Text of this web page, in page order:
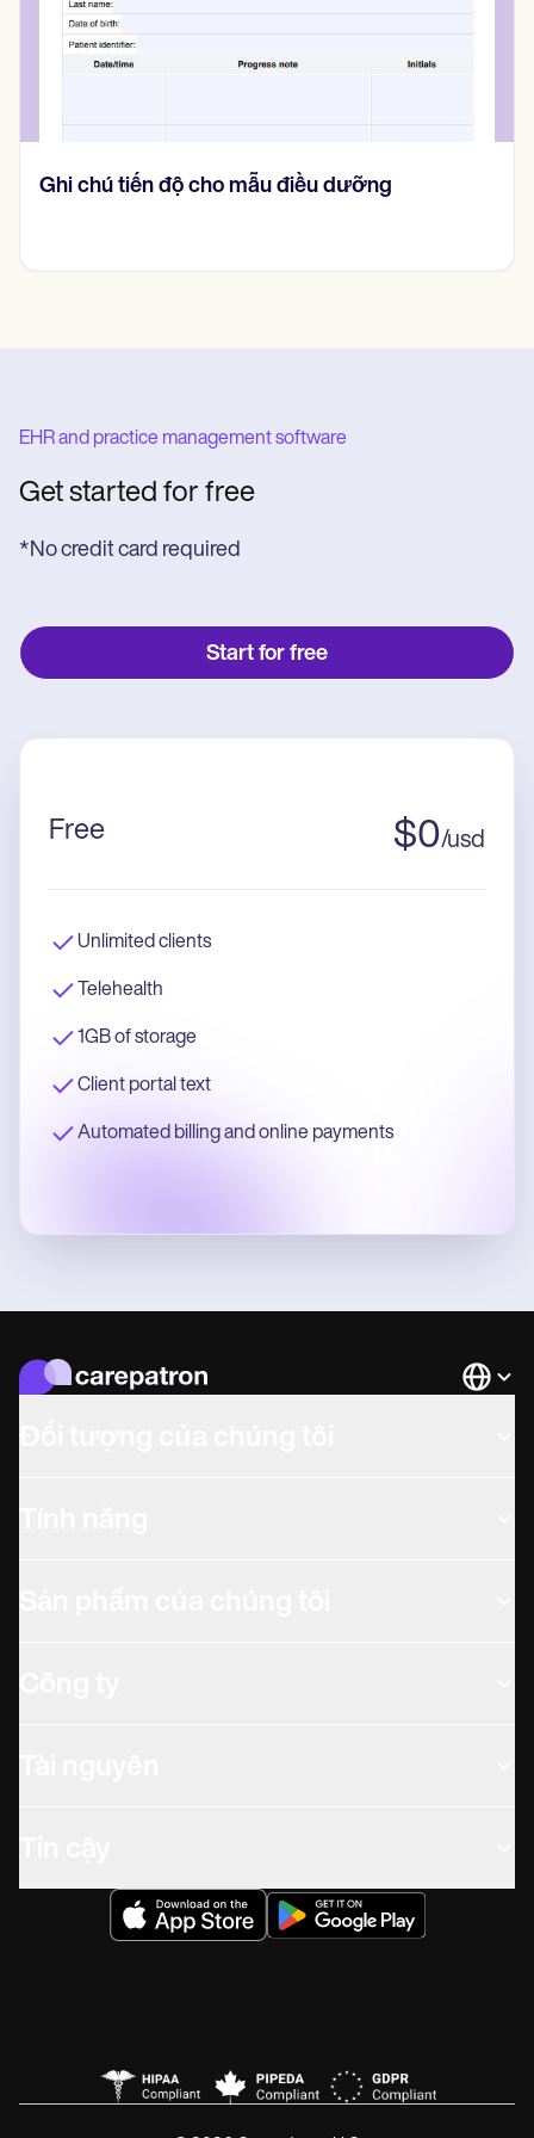
HIPAA Medical Release Form
EHR and practice management software
Get started for free
*No credit card required
Start for free
Free $0/usd
Unlimited clients
Telehealth
1GB of storage
Client portal text
Automated billing and online payments